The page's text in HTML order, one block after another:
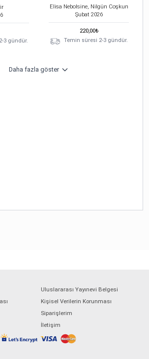
3 gündür.
Elisa Nebolsine, Nilgün Coşkun
Şubat 2026
220,00₺
Temin süresi 2-3 gündür.
Daha fazla göster
Uluslararası Yayınevi Belgesi
Kişisel Verilerin Korunması
Siparişlerim
İletişim